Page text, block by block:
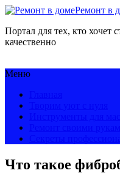
Ремонт в
Портал для тех, кто хочет
качественно
Меню
Что такое